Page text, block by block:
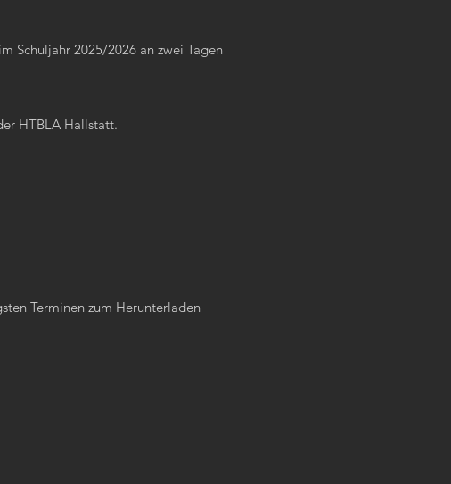
Schuljahr 2025/2026 an zwei Tagen
HTBLA Hallstatt.
Terminen zum Herunterladen